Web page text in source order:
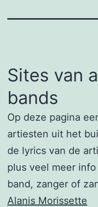
Sites van
bands
Op deze pagina
artiesten uit het
de lyrics van de
plus veel meer
band, zanger of
Alanis Morissette